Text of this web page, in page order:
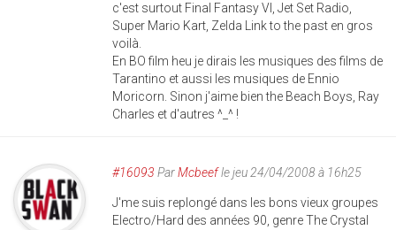
c'est surtout Final Fantasy VI, Jet Set Radio,
Super Mario Kart, Zelda Link to the past en gros
voilà.
En BO film heu je dirais les musiques des films de
Tarantino et aussi les musiques de Ennio
Moricorn. Sinon j'aime bien the Beach Boys, Ray
Charles et d'autres ^_^ !
#16093 ParMcbeefle jeu 24/04/2008 à 16h25
J'me suis replongé dans les bons vieux groupes
Electro/Hard des années 90, genre The Crystal